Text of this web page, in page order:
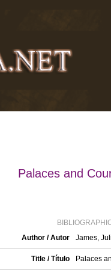
Palaces and
Author / Autor
James,
Title / Título Palaces